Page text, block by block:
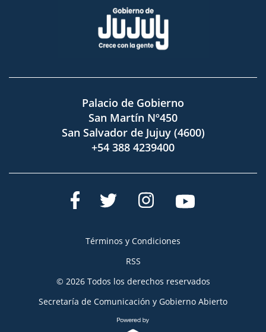
Palacio de Gobierno
San Martín Nº450
San Salvador de Jujuy (4600)
+54 388 4239400
Términos y Condiciones
RSS
© 2026 Todos los derechos reservados
Secretaría de Comunicación y Gobierno Abierto